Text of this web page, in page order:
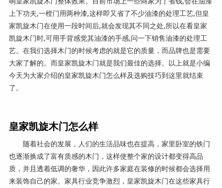
上下功夫,一樘门用两种漆,这样即又省了不少油漆的处理工艺,但皇
家凯旋木门在使用一段时间后,就会发现其不同之处,所以在看皇家
凯旋木门时,可用手背感觉其油漆的手感,问一下销售油漆的处理工
艺。在我们选择木门的时候考虑的就是它的质量，而品牌也是需要
大家了解的。而皇家凯旋木门就是我们最佳的选择。以上就是小编
今天为大家介绍的皇家凯旋木门怎么样及选购技巧到这里就结束
了。
皇家凯旋木门怎么样
随着社会的发展，人们的生活品味也在提高，家里卧室的铁门
也逐渐换成了富有质感的木门，这样使整个家的设计都变得高品
质，并且透着低调的奢华，因此许多家庭在装修的时候都会选择用
来装饰自己的家。家具行业竞争激烈，皇家凯旋木门在这些家具行